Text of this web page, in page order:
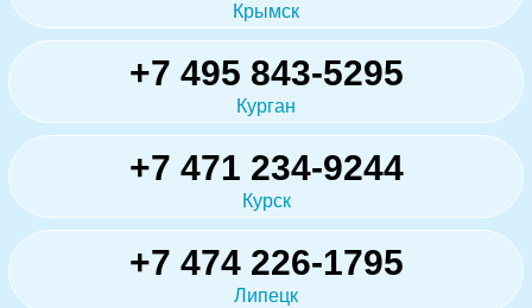
Крымск
+7 495 843-5295
Курган
+7 471 234-9244
Курск
+7 474 226-1795
Липецк